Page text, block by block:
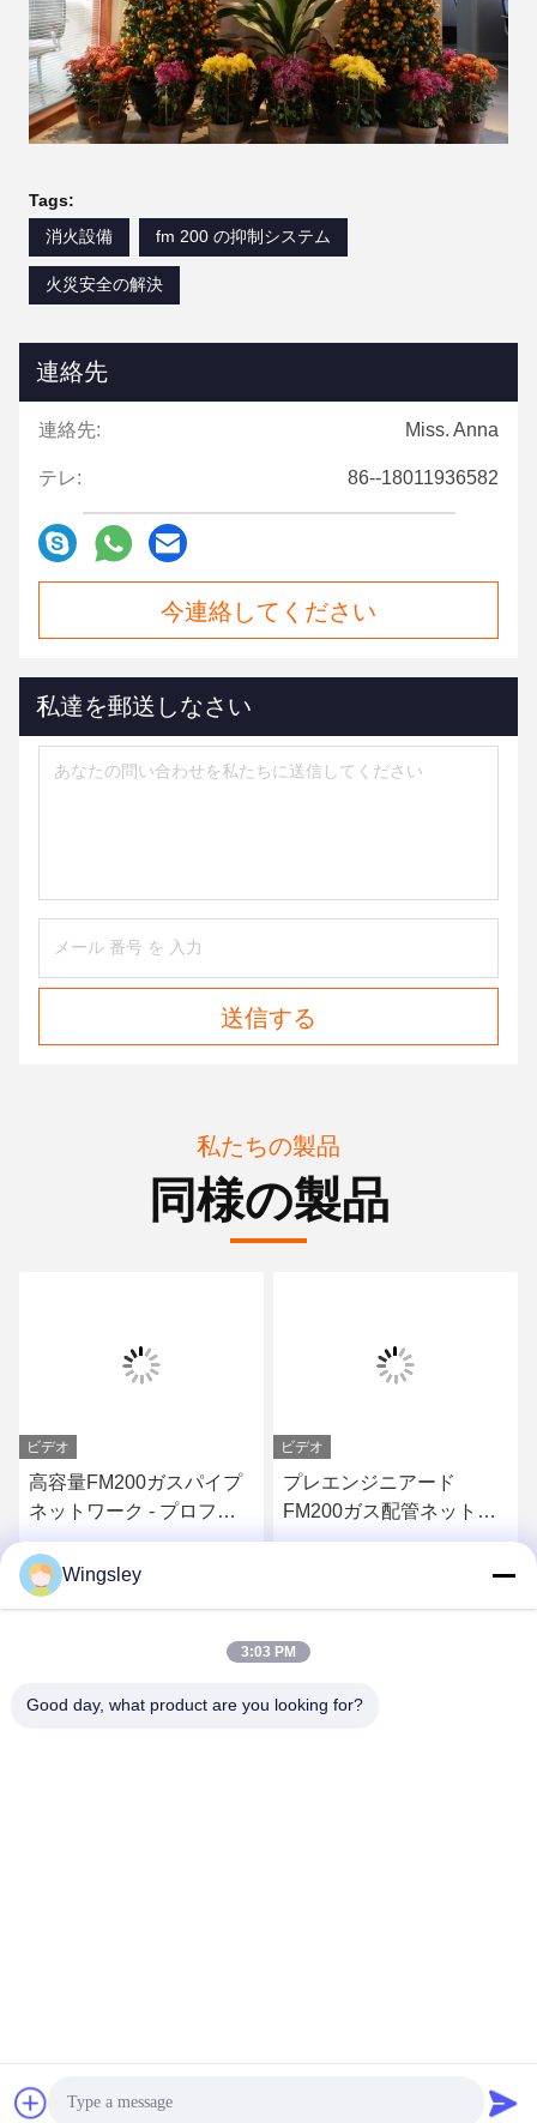
Tags:
消火設備
fm 200 の抑制システム
火災安全の解決
連絡先
連絡先: Miss. Anna
テレ: 86--18011936582
今連絡してください
私達を郵送しなさい
送信する
私たちの製品
同様の製品
ビデオ
高容量FM200ガスパイプ
ネットワーク - プロフェ
ッショナルグレードの防
火装置
最高 の 価格 を 入手 する
ビデオ
プレエンジニアード
FM200ガス配管ネットワ
ーク - 発電所向け信頼性
最高 の 価格 を 入手 する
中国 良質 FM200 消火システム 提供者 著作権 2016-2026 Guangzhou Xingjin
Fire Equipment Co.,Ltd. すべての権利は保護されています.
Wingsley
3:03 PM
Good day, what product are you looking for?